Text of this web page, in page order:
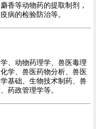
香等动物药的提取制剂，
病的检验防治等。
、动物药理学、兽医毒理
学、兽医药物分析、兽医
基础、生物技术制药、兽
药政管理学等。